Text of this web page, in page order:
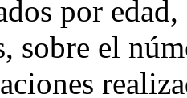
por
sobre el